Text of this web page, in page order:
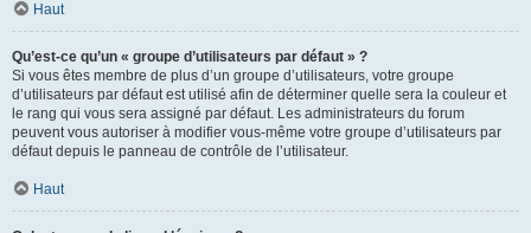
Haut
Qu’est-ce qu’un « groupe d’utilisateurs par défaut » ?
Si vous êtes membre de plus d’un groupe d’utilisateurs, votre groupe
d’utilisateurs par défaut est utilisé afin de déterminer quelle sera la couleur et
le rang qui vous sera assigné par défaut. Les administrateurs du forum
peuvent vous autoriser à modifier vous-même votre groupe d’utilisateurs par
défaut depuis le panneau de contrôle de l’utilisateur.
Haut